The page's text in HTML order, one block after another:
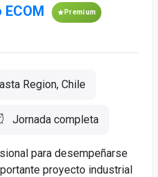
Premium
Region, Chile
Jornada completa
para desempeñarse
proyecto industrial